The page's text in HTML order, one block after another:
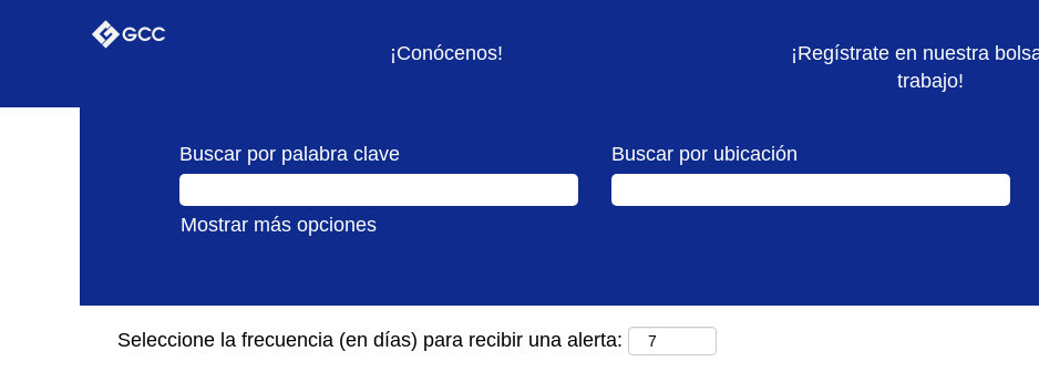
¡Conócenos!
¡Regístrate en nuestra
trabajo!
Buscar por palabra clave Buscar por ubicación
Mostrar más opciones
Seleccione la frecuencia (en días) para recibir una alerta: